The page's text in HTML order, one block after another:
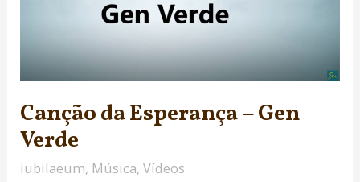
Canção da Esperança – Gen
Verde
iubilaeum, Música,Vídeos